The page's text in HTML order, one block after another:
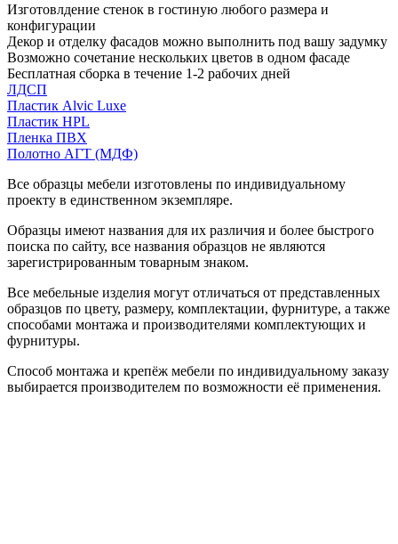
Изготовлдение стенок в гостиную любого размера и
конфигурации
Декор и отделку фасадов можно выполнить под вашу задумку
Возможно сочетание нескольких цветов в одном фасаде
Бесплатная сборка в течение 1-2 рабочих дней
ЛДСП
Пластик Alvic Luxe
Пластик HPL
Пленка ПВХ
Полотно АГТ (МДФ)
Все образцы мебели изготовлены по индивидуальному
проекту в единственном экземпляре.
Образцы имеют названия для их различия и более быстрого
поиска по сайту, все названия образцов не являются
зарегистрированным товарным знаком.
Все мебельные изделия могут отличаться от представленных
образцов по цвету, размеру, комплектации, фурнитуре, а также
способами монтажа и производителями комплектующих и
фурнитуры.
Способ монтажа и крепёж мебели по индивидуальному заказу
выбирается производителем по возможности её применения.